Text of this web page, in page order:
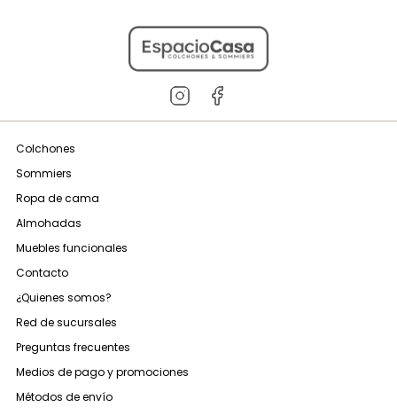
Colchones
Sommiers
Ropa de cama
Almohadas
Muebles funcionales
Contacto
¿Quienes somos?
Red de sucursales
Preguntas frecuentes
Medios de pago y promociones
Métodos de envío